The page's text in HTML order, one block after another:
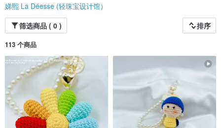
娣熙 La Déesse (轻珠宝设计馆）
筛选商品 ( 0 )
排序
113 个商品